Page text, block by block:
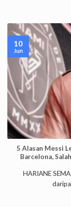
5 Alasan Messi
Barcelona,
HARIANE
10
Jun